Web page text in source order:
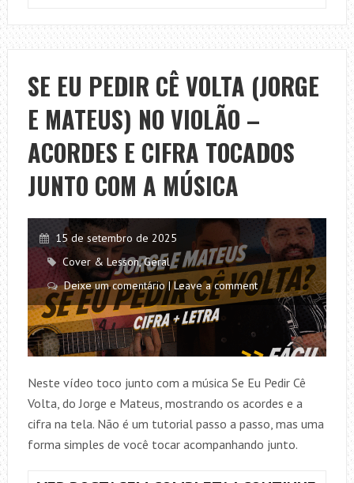
SUTILMENTE
(SKANK)
NO
VIOLÃO
–
PASSO
A
PASSO
+
CIFRA
SE EU PEDIR CÊ VOLTA (JORGE
E MATEUS) NO VIOLÃO –
ACORDES E CIFRA TOCADOS
JUNTO COM A MÚSICA
15 de setembro de 2025
Cover & Lesson,Geral
Deixe um comentário | Leave a comment
Neste vídeo toco junto com a música Se Eu Pedir Cê
Volta, do Jorge e Mateus, mostrando os acordes e a
cifra na tela. Não é um tutorial passo a passo, mas uma
forma simples de você tocar acompanhando junto.